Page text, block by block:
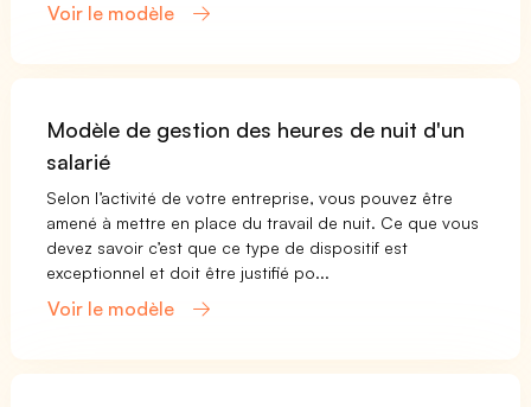
Voir le modèle
Modèle de gestion des heures de nuit d'un
salarié
Selon l’activité de votre entreprise, vous pouvez être
amené à mettre en place du travail de nuit. Ce que vous
devez savoir c’est que ce type de dispositif est
exceptionnel et doit être justifié po...
Voir le modèle